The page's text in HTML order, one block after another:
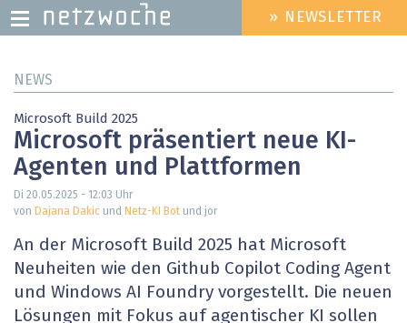
zum
HEADER
MENU
» NEWSLETTER
NEWS
Microsoft Build 2025
Microsoft präsentiert neue KI-
Agenten und Plattformen
Di 20.05.2025 - 12:03 Uhr
von Dajana Dakic und Netz-KI Bot und jor
An der Microsoft Build 2025 hat Microsoft
Neuheiten wie den Github Copilot Coding Agent
und Windows AI Foundry vorgestellt. Die neuen
Lösungen mit Fokus auf agentischer KI sollen